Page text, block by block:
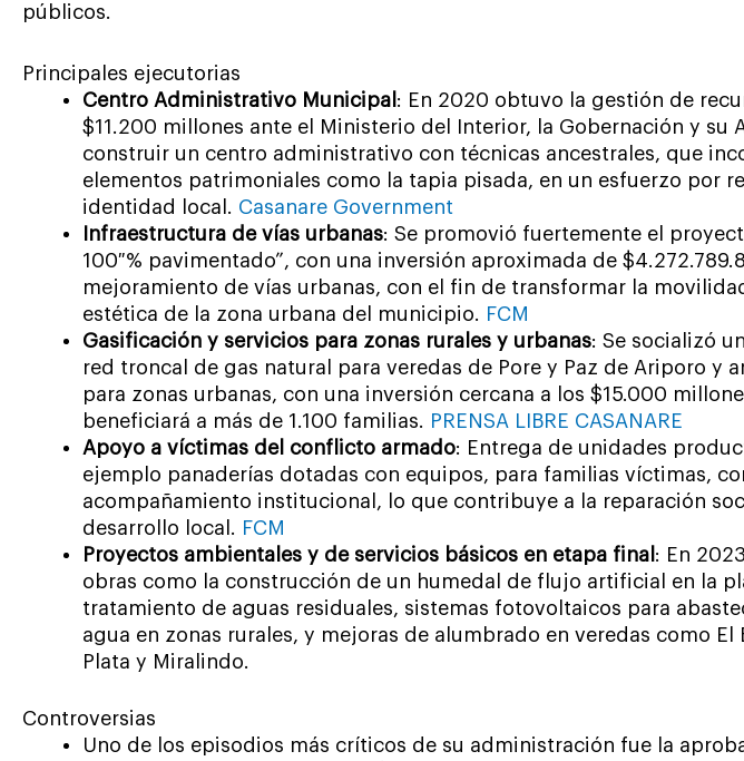
públicos.
Principales ejecutorias
Centro Administrativo Municipal : En 2020 obtuvo la gestión de
$11.200 millones ante el Ministerio del Interior, la Gobernación y su
construir un centro administrativo con técnicas ancestrales, que
elementos patrimoniales como la tapia pisada, en un esfuerzo por
identidad local. Casanare Government
Infraestructura de vías urbanas: Se promovió fuertemente el
100 % pavimentado”, con una inversión aproximada de
mejoramiento de vías urbanas, con el fin de transformar la
estética de la zona urbana del municipio. FCM
Gasificación y servicios para zonas rurales y urbanas: Se socializó
red troncal de gas natural para veredas de Pore y Paz de Ariporo y
para zonas urbanas, con una inversión cercana a los $15.000
beneficiará a más de 1.100 familias. PRENSA LIBRE CASANARE
Apoyo a víctimas del conflicto armado: Entrega de unidades
ejemplo panaderías dotadas con equipos, para familias víctimas,
acompañamiento institucional, lo que contribuye a la reparación
desarrollo local. FCM
Proyectos ambientales y de servicios básicos en etapa final : En
obras como la construcción de un humedal de flujo artificial en la
tratamiento de aguas residuales, sistemas fotovoltaicos para
agua en zonas rurales, y mejoras de alumbrado en veredas como El
Plata y Miralindo.
Controversias
Uno de los episodios más críticos de su administración fue la